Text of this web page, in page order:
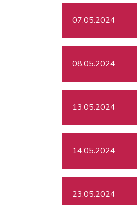
07.05.2024
08.05.2024
13.05.2024
14.05.2024
23.05.2024